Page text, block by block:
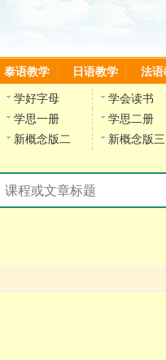
泰语教学 日语教学 法语
学好字母
学会读书
学思一册
学思二册
新概念版二 新概念版三